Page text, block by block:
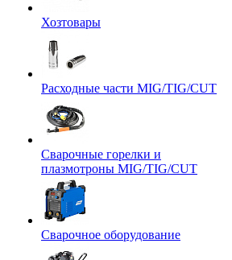
Хозтовары
Расходные части MIG/TIG/CUT
Сварочные горелки и
плазмотроны MIG/TIG/CUT
Сварочное оборудование